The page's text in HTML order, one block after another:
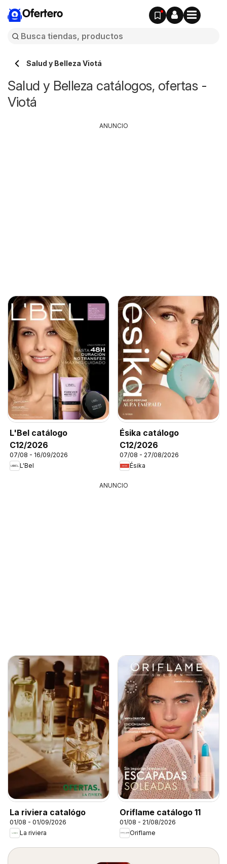
Ofertero
Salud y Belleza Viotá
Salud y Belleza catálogos, ofertas -
Viotá
L'Bel catálogo
C12/2026
07/08 - 16/09/2026
L'Bel
Ésika catálogo
C12/2026
07/08 - 27/08/2026
Ésika
ANUNCIO
ANUNCIO
La riviera catalógo
01/08 - 01/09/2026
La riviera
Oriflame catálogo 11
01/08 - 21/08/2026
Oriflame